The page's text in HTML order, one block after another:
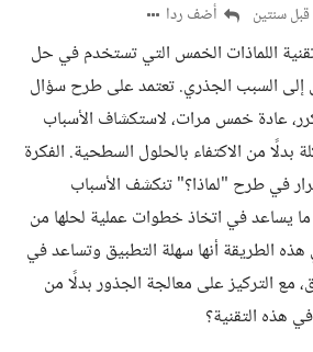
قبل سنتين أضف ردا
اللماذات الخمس التي تستخدم في حل
إلى السبب الجذري. تعتمد على طرح سؤال
عادة خمس مرات، لاستكشاف الأسباب
بدلًا من الاكتفاء بالحلول السطحية. الفكرة
في طرح "لماذا؟" تنكشف الأسباب
ما يساعد في اتخاذ خطوات عملية لحلها من
الطريقة أنها سهلة التطبيق وتساعد في
مع التركيز على معالجة الجذور بدلًا من
هذه التقنية؟